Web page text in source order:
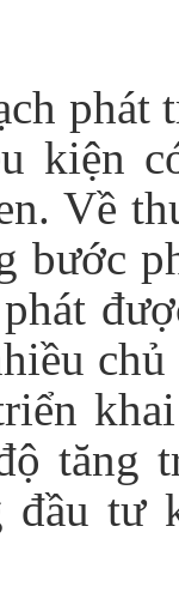
phát
kiện
Về
bước
tăng
tư